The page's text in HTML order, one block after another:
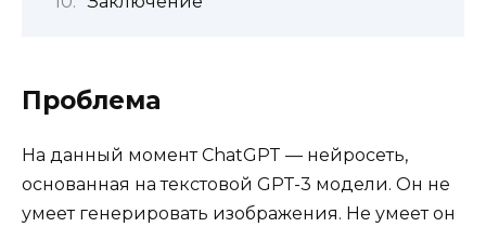
Проблема
На данный момент ChatGPT — нейросеть,
основанная на текстовой GPT-3 модели. Он не
умеет генерировать изображения. Не умеет он